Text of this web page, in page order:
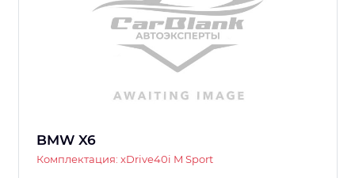
BMW X6
Комплектация: xDrive40i M Sport